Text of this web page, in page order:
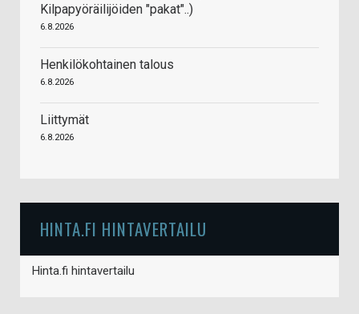
Kilpapyöräilijöiden "pakat"..)
6.8.2026
Henkilökohtainen talous
6.8.2026
Liittymät
6.8.2026
HINTA.FI HINTAVERTAILU
Hinta.fi hintavertailu